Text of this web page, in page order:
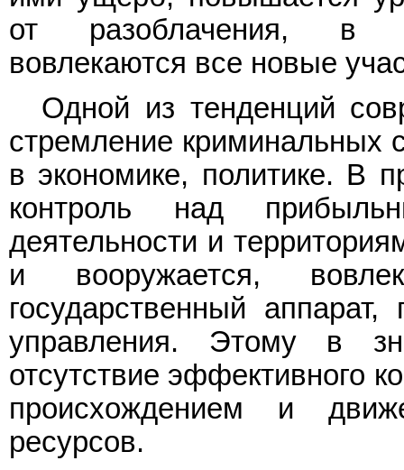
от разоблачения, в
вовлекаются все новые
Одной из тенденций
стремление криминальных
в экономике, политике. В
контроль над
деятельности и
и вооружается,
государственный
управления. Этому в
отсутствие эффективного
происхождением и
ресурсов.